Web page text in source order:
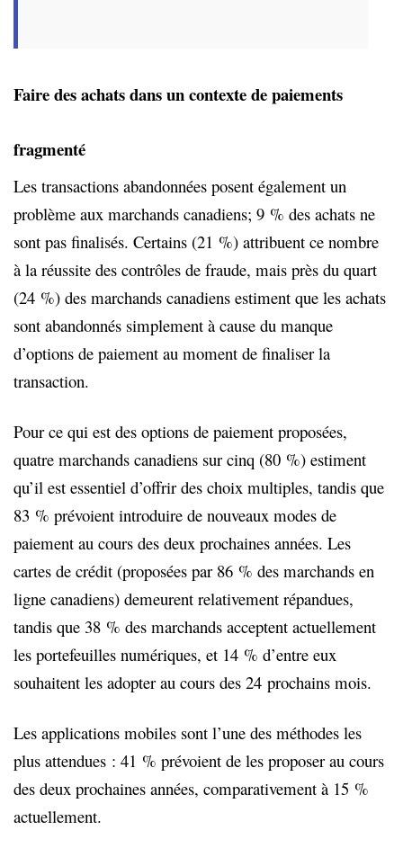
Faire des achats dans un contexte de paiements
fragmenté
Les transactions abandonnées posent également un
problème aux marchands canadiens; 9 % des achats ne
sont pas finalisés. Certains (21 %) attribuent ce nombre
à la réussite des contrôles de fraude, mais près du quart
(24 %) des marchands canadiens estiment que les achats
sont abandonnés simplement à cause du manque
d’options de paiement au moment de finaliser la
transaction.
Pour ce qui est des options de paiement proposées,
quatre marchands canadiens sur cinq (80 %) estiment
qu’il est essentiel d’offrir des choix multiples, tandis que
83 % prévoient introduire de nouveaux modes de
paiement au cours des deux prochaines années. Les
cartes de crédit (proposées par 86 % des marchands en
ligne canadiens) demeurent relativement répandues,
tandis que 38 % des marchands acceptent actuellement
les portefeuilles numériques, et 14 % d’entre eux
souhaitent les adopter au cours des 24 prochains mois.
Les applications mobiles sont l’une des méthodes les
plus attendues : 41 % prévoient de les proposer au cours
des deux prochaines années, comparativement à 15 %
actuellement.